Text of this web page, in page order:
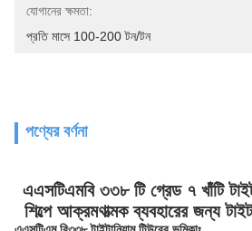
যোগানের ক্ষমতা:
প্রতি মাসে 100-200 টন/টন
পণ্যের বর্ণনা
এএসটিএমবি ৩৩৮ টি গ্রেড ৭ খাঁটি
শিল্পে আক্রমণাত্মক ব্যবহারের জন্য